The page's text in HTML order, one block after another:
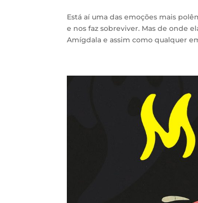
Está aí uma das emoções mais
e nos faz sobreviver. Mas de onde
Amígdala e assim como qualquer